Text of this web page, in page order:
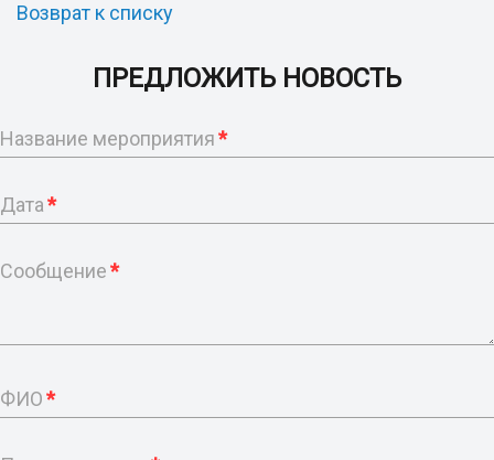
Возврат к списку
ПРЕДЛОЖИТЬ НОВОСТЬ
Название мероприятия*
Дата*
Сообщение*
ФИО*